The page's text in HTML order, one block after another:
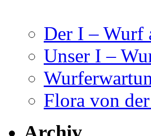
Der I – Wurf
Unser I –
Flora von